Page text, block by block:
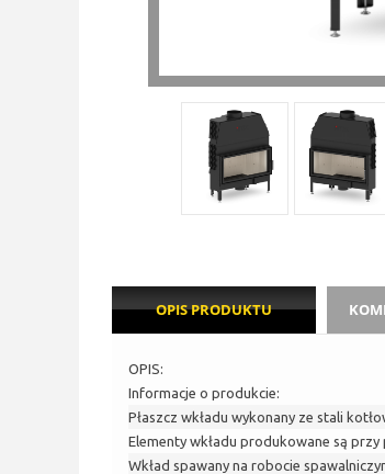
OPIS PRODUKTU
OPIS:
Informacje o produkcie:
Płaszcz wkładu wykonany ze stali
Elementy wkładu produkowane są przy
Wkład spawany na robocie